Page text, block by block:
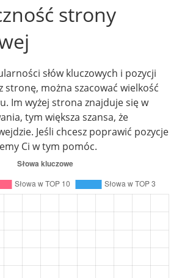
strony
słów kluczowych i pozycji
stronę, można szacować wielkość
Im wyżej strona znajduje się w
tym większa szansa, że
Jeśli chcesz poprawić pozycje
Ci w tym pomóc.